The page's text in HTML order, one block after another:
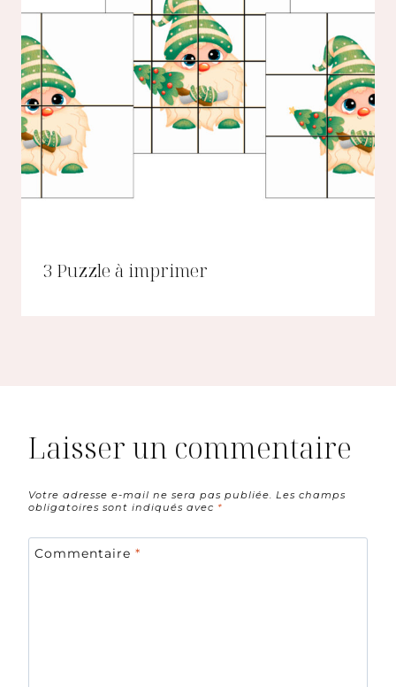
3 Puzzle à imprimer
Laisser un commentaire
Votre adresse e-mail ne sera pas publiée. Les champs
obligatoires sont indiqués avec *
Commentaire *